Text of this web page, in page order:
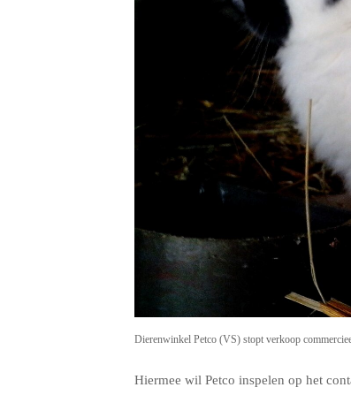
Dierenwinkel Petco (VS) stopt verkoop
Hiermee wil Petco inspelen op het